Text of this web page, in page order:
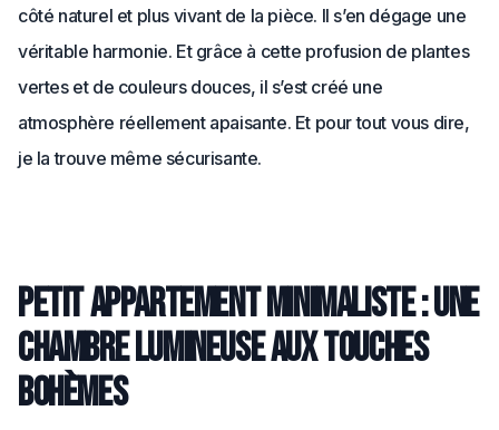
côté naturel et plus vivant de la pièce. Il s’en dégage une
véritable harmonie. Et grâce à cette profusion de plantes
vertes et de couleurs douces, il s’est créé une
atmosphère réellement apaisante. Et pour tout vous dire,
je la trouve même sécurisante.
Petit appartement minimaliste : une
chambre lumineuse aux touches
bohèmes